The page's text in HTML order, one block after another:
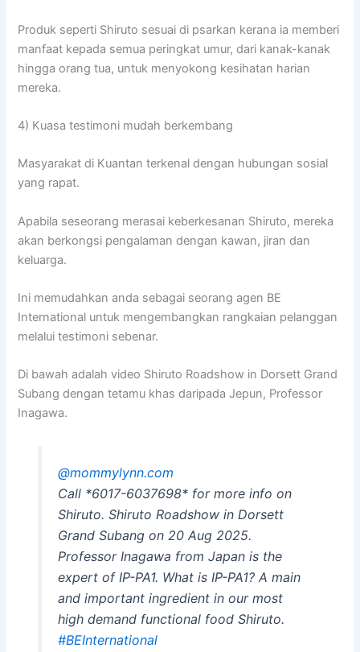
Produk seperti Shiruto sesuai di psarkan kerana ia memberi
manfaat kepada semua peringkat umur, dari kanak-kanak
hingga orang tua, untuk menyokong kesihatan harian
mereka.
4) Kuasa testimoni mudah berkembang
Masyarakat di Kuantan terkenal dengan hubungan sosial
yang rapat.
Apabila seseorang merasai keberkesanan Shiruto, mereka
akan berkongsi pengalaman dengan kawan, jiran dan
keluarga.
Ini memudahkan anda sebagai seorang agen BE
International untuk mengembangkan rangkaian pelanggan
melalui testimoni sebenar.
Di bawah adalah video Shiruto Roadshow in Dorsett Grand
Subang dengan tetamu khas daripada Jepun, Professor
Inagawa.
@mommylynn.com
Call *6017-6037698* for more info on
Shiruto. Shiruto Roadshow in Dorsett
Grand Subang on 20 Aug 2025.
Professor Inagawa from Japan is the
expert of IP-PA1. What is IP-PA1? A main
and important ingredient in our most
high demand functional food Shiruto.
#BEInternational